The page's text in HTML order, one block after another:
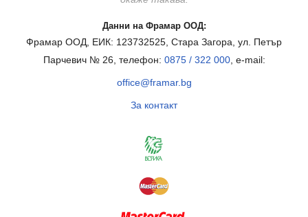
Данни на Фрамар ООД:
Фрамар ООД, ЕИК: 123732525, Стара Загора, ул. Петър
Парчевич № 26, телефон: 0875 / 322 000, e-mail:
office@framar.bg
За контакт